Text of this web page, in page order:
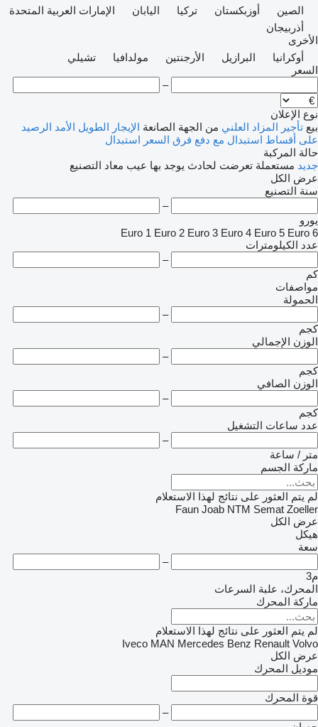
الصين
أوزبكستان تركيا اليابان
الإمارات العربية المتحدة
أذربيجان
الأخرى
أوكرانيا
البرازيل الأرجنتين مولدافيا
تشيلي
السعر
–
نوع الإعلان
بيع تأجير المزاد العلني من الجهة الصانعة الإيجار الطويل الأمد الرصيد
على أقساط استبدال مع دفع فرق السعر استبدال
حالة المركبة
جديد مستعملة تعرضت لحادث يوجد بها عيب معاد التصنيع
عرض الكل
سنة التصنيع
–
يورو
Euro 1 Euro 2 Euro 3 Euro 4 Euro 5 Euro 6
عدد الكيلومترات
–
كم
مواصفات
الحمولة
–
كجم
الوزن الإجمالي
–
كجم
الوزن الصافي
–
كجم
عدد ساعات التشغيل
–
متر / ساعة
ماركة الجسم
لم يتم العثور على نتائج لهذا الاستعلام
Faun Joab NTM Semat Zoeller
عرض الكل
هيكل
سعة
–
م3
المحرك، علبة السرعات
ماركة المحرك
لم يتم العثور على نتائج لهذا الاستعلام
Iveco MAN Mercedes Benz Renault Volvo
عرض الكل
موديل المحرك
قوة المحرك
–